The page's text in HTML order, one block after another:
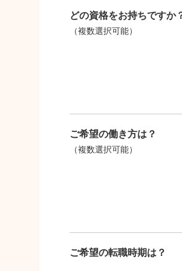
どの資格をお持ちですか
（複数選択可能）
ご希望の働き方は？
（複数選択可能）
ご希望の転職時期は？